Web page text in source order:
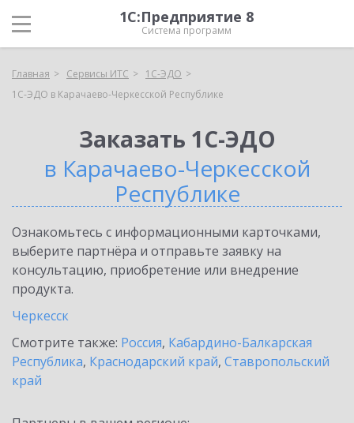
1С:Предприятие 8
Система программ
Главная Сервисы ИТС
1С-ЭДО
1С-ЭДО в Карачаево-Черкесской Республике
Заказать 1С-ЭДО
в Карачаево-Черкесской
Республике
Ознакомьтесь с информационными карточками,
выберите партнёра и отправьте заявку на
консультацию, приобретение или внедрение
продукта.
Черкесск
Смотрите также: Россия, Кабардино-Балкарская
Республика, Краснодарский край, Ставропольский
край